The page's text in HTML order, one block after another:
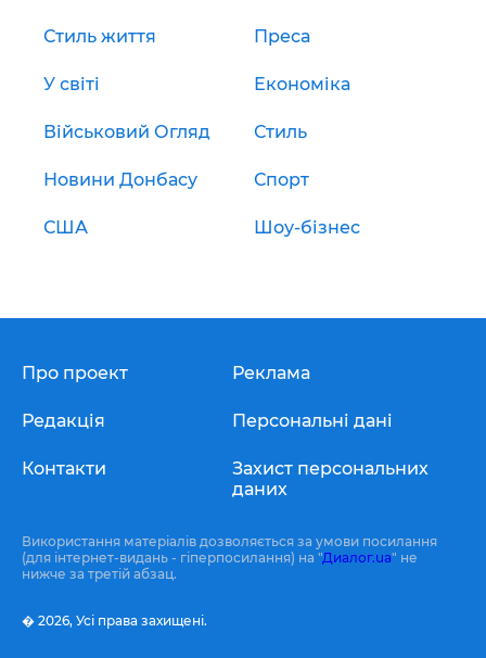
Стиль життя Преса
У світі Економіка
Військовий Огляд Стиль
Новини Донбасу Спорт
США Шоу-бізнес
Про проект
Редакція
Контакти
Реклама
Персональні дані
Захист персональних
даних
Використання матеріалів дозволяється за умови посилання
(для інтернет-видань - гіперпосилання) на "Диалог.ua" не
нижче за третій абзац.
� 2026, Усі права захищені.